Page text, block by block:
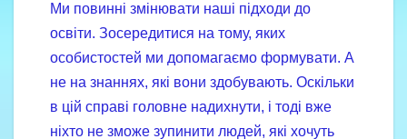
Ми повинні змінювати наші підходи до
освіти. Зосередитися на тому, яких
особистостей ми допомагаємо формувати. А
не на знаннях, які вони здобувають. Оскільки
в цій справі головне надихнути, і тоді вже
ніхто не зможе зупинити людей, які хочуть